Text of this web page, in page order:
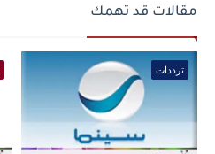
مقالات قد تهمك
ترددات